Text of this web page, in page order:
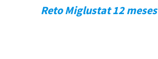
Reto Miglustat 12 meses